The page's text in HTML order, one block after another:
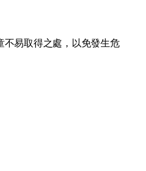
不易取得之處，以免發生危